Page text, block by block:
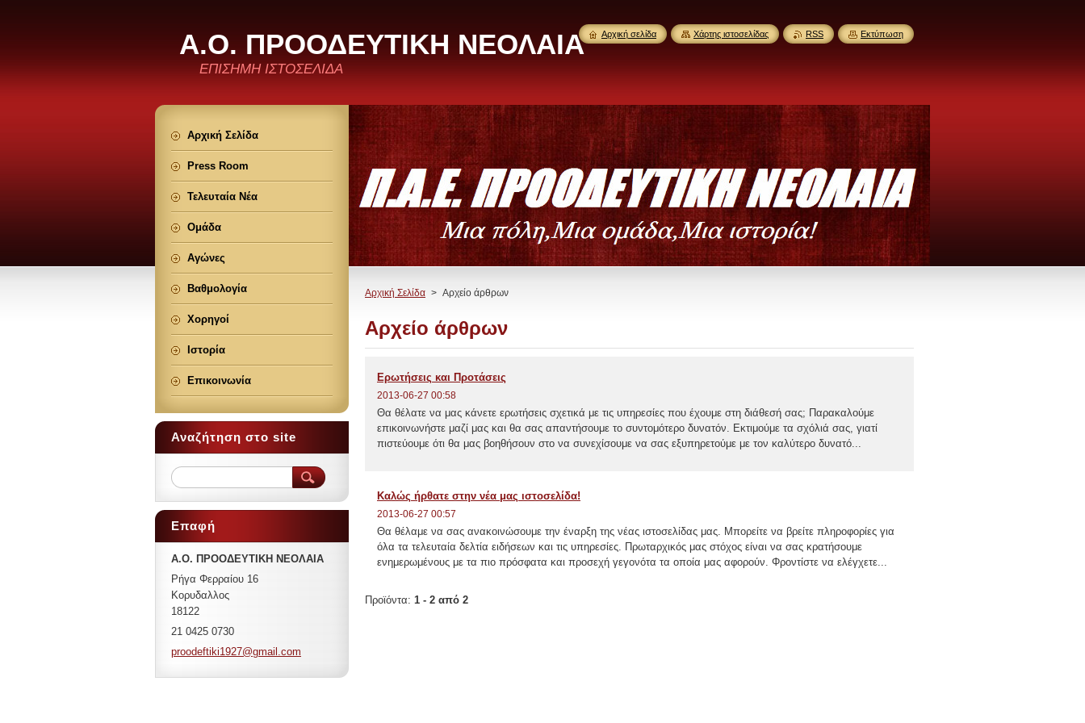
Α.Ο. ΠΡΟΟΔΕΥΤΙΚΗ ΝΕΟΛΑΙΑ
ΕΠΙΣΗΜΗ ΙΣΤΟΣΕΛΙΔΑ
Αρχική Σελίδα > Αρχείο άρθρων
Αρχείο άρθρων
Ερωτήσεις και Προτάσεις
2013-06-27 00:58
Θα θέλατε να μας κάνετε ερωτήσεις σχετικά με τις υπηρεσίες που έχουμε στη διάθεσή σας; Παρακαλούμε
επικοινωνήστε μαζί μας και θα σας απαντήσουμε το συντομότερο δυνατόν. Εκτιμούμε τα σχόλιά σας, γιατί
πιστεύουμε ότι θα μας βοηθήσουν στο να συνεχίσουμε να σας εξυπηρετούμε με τον καλύτερο δυνατό...
Καλώς ήρθατε στην νέα μας ιστοσελίδα!
2013-06-27 00:57
Θα θέλαμε να σας ανακοινώσουμε την έναρξη της νέας ιστοσελίδας μας. Μπορείτε να βρείτε πληροφορίες για
όλα τα τελευταία δελτία ειδήσεων και τις υπηρεσίες. Πρωταρχικός μας στόχος είναι να σας κρατήσουμε
ενημερωμένους με τα πιο πρόσφατα και προσεχή γεγονότα τα οποία μας αφορούν. Φροντίστε να ελέγχετε...
Προϊόντα: 1 - 2 από 2
Αρχική Σελίδα
Press Room
Τελευταία Νέα
Ομάδα
Αγώνες
Βαθμολογία
Χορηγοί
Ιστορία
Επικοινωνία
Αναζήτηση στο site
Επαφή
Α.Ο. ΠΡΟΟΔΕΥΤΙΚΗ ΝΕΟΛΑΙΑ
Ρήγα Φερραίου 16
Κορυδαλλος
18122
21 0425 0730
proodeftiki1927@gmail.com
Αρχική σελίδα Χάρτης ιστοσελίδας RSS Εκτύπωση